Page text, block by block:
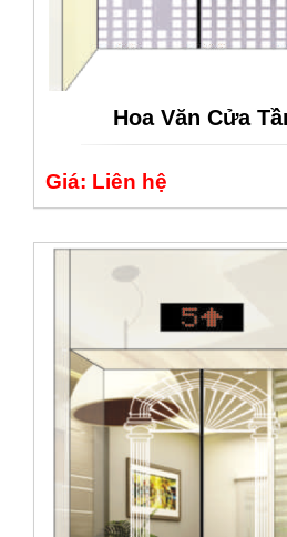
Hoa Văn Cửa
Giá: Liên hệ